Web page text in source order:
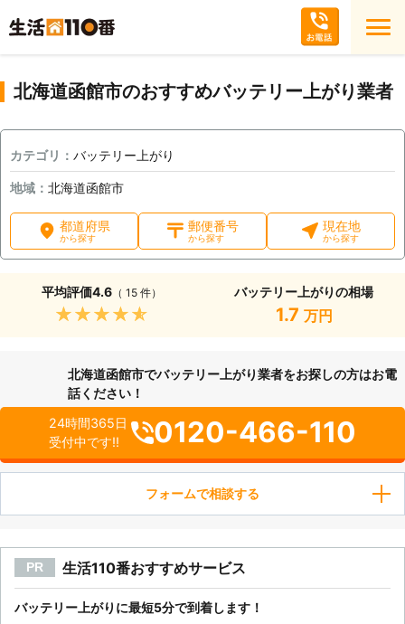
北海道函館市のおすすめバッテリー上がり業者
カテゴリ： バッテリー上がり
地域： 北海道函館市
都道府県
から探す
郵便番号
から探す
現在地
から探す
平均評価4.6（ 15 件）
★★★★★
バッテリー上がりの相場
1.7 万円
北海道函館市でバッテリー上がり業者をお探しの方はお電
話ください！
24時間365日
受付中です!!
0120-466-110
フォームで相談する
PR 生活110番おすすめサービス
バッテリー上がりに最短5分で到着します！